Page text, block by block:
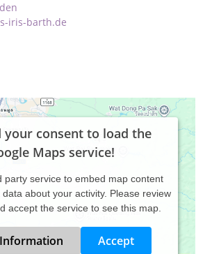
iris-barth.de
your consent to load the
Maps service!
party service to embed map content
about your activity. Please review
accept the service to see this map.
Accept